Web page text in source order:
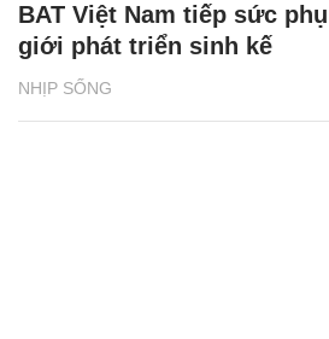
NHỊP SỐNG
BAT Việt Nam tiếp sức
giới phát triển sinh kế